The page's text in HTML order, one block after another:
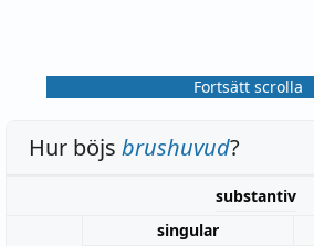
Fortsätt scrolla
Hur böjs brushuvud?
substantiv
singular